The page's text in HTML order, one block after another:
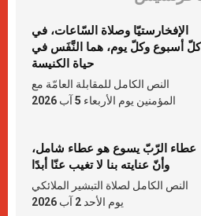
الإفخارستيّا وصلاة السّاعات، في
كلّ أسبوع وكلّ يوم، هما النَّفَس في
حياة الكنيسة
النص الكامل للمقابلة العامّة مع
المؤمنين يوم الأربعاء 5 آب 2026
عطاء الرّبّ يسوع هو عطاء شامل،
وأنّ عنايته بنا لا تغيب عنّا أبدًا
النص الكامل لصلاة التبشير الملائكي
يوم الأحد 2 آب 2026